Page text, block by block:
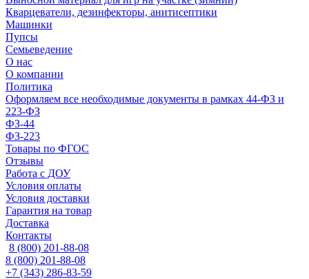
Кварцеватели, дезинфекторы, анитисептики
Машинки
Пупсы
Семьеведение
О нас
О компании
Политика
Оформляем все необходимые документы в рамках 44-ФЗ и
223-ФЗ
ФЗ-44
ФЗ-223
Товары по ФГОС
Отзывы
Работа с ДОУ
Условия оплаты
Условия доставки
Гарантия на товар
Доставка
Контакты
8 (800) 201-88-08
8 (800) 201-88-08
+7 (343) 286-83-59